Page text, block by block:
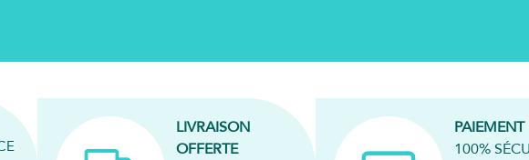
LIVRAISON
OFFERTE
PAIEMENT
100%